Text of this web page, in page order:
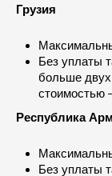
Грузия
Без уплаты
больше
стоимостью
Республика
Без уплаты